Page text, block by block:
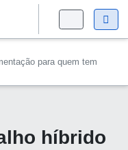
para quem tem
híbrido